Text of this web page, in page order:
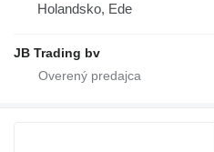
Holandsko, Ede
JB Trading bv